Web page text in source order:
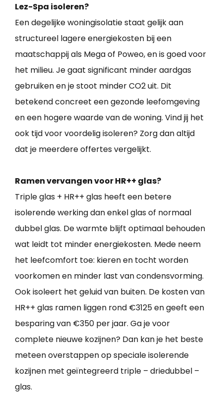
Lez-Spa isoleren?
Een degelijke woningisolatie staat gelijk aan
structureel lagere energiekosten bij een
maatschappij als Mega of Poweo, en is goed voor
het milieu. Je gaat significant minder aardgas
gebruiken en je stoot minder CO2 uit. Dit
betekend concreet een gezonde leefomgeving
en een hogere waarde van de woning. Vind jij het
ook tijd voor voordelig isoleren? Zorg dan altijd
dat je meerdere offertes vergelijkt.
Ramen vervangen voor HR++ glas?
Triple glas + HR++ glas heeft een betere
isolerende werking dan enkel glas of normaal
dubbel glas. De warmte blijft optimaal behouden
wat leidt tot minder energiekosten. Mede neem
het leefcomfort toe: kieren en tocht worden
voorkomen en minder last van condensvorming.
Ook isoleert het geluid van buiten. De kosten van
HR++ glas ramen liggen rond €3125 en geeft een
besparing van €350 per jaar. Ga je voor
complete nieuwe kozijnen? Dan kan je het beste
meteen overstappen op speciale isolerende
kozijnen met geïntegreerd triple – driedubbel –
glas.